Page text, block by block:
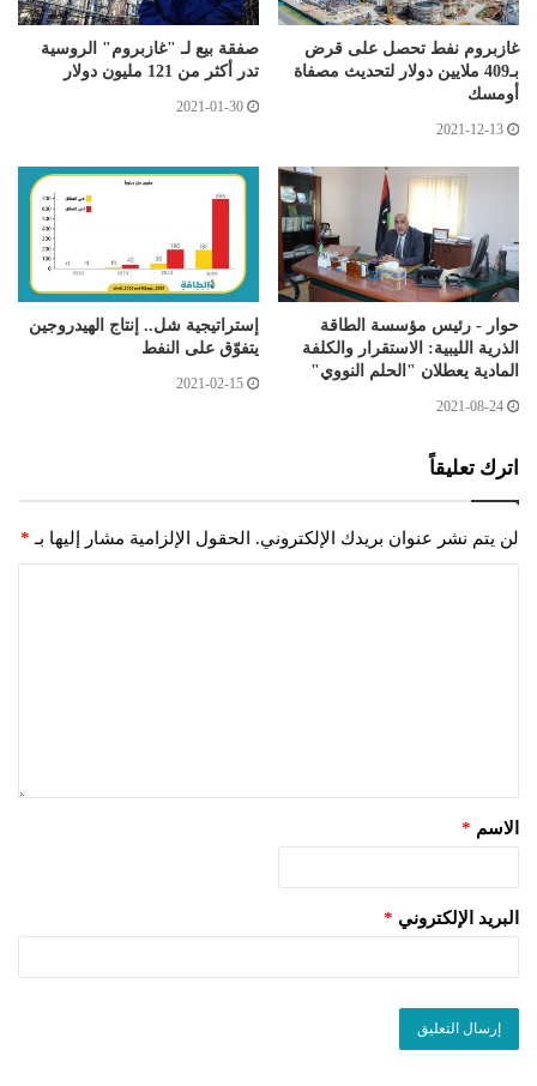
غازبروم نفط تحصل على قرض
بـ409 ملايين دولار لتحديث مصفاة
أومسك
2021-12-13
صفقة بيع لـ "غازبروم" الروسية
تدر أكثر من 121 مليون دولار
2021-01-30
حوار - رئيس مؤسسة الطاقة
الذرية الليبية: الاستقرار والكلفة
المادية يعطلان "الحلم النووي"
2021-08-24
إستراتيجية شل.. إنتاج الهيدروجين
يتفوّق على النفط
2021-02-15
اترك تعليقاً
لن يتم نشر عنوان بريدك الإلكتروني. الحقول الإلزامية مشار إليها بـ *
الاسم *
البريد الإلكتروني *